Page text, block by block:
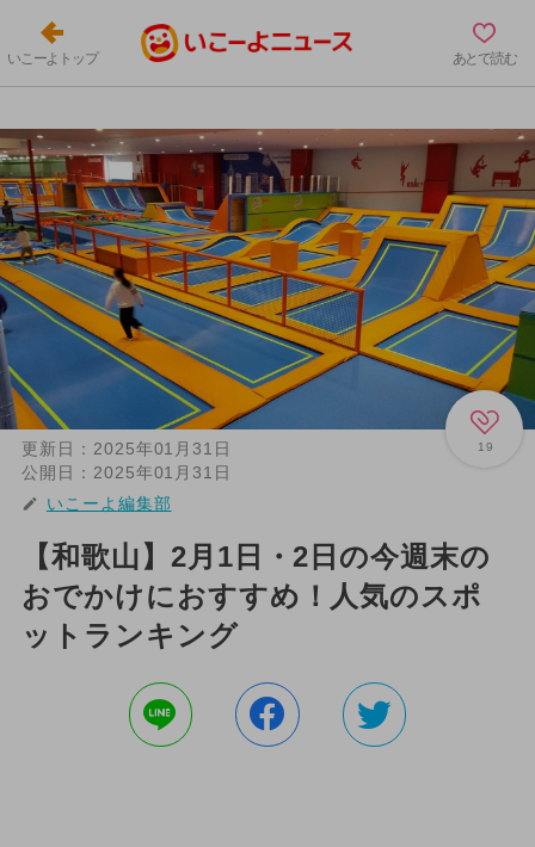
いこーよトップ あとで読む
19
更新日： 2025年01月31日
公開日： 2025年01月31日
いこーよ編集部
【和歌山】2月1日・2日の今週末の
おでかけにおすすめ！人気のスポ
ットランキング